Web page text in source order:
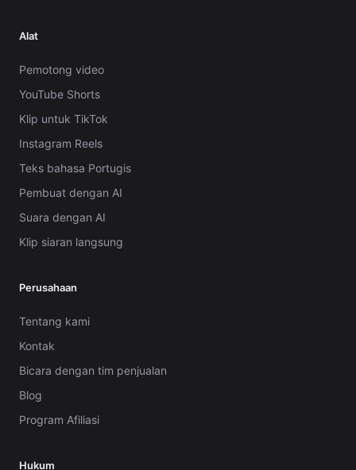
Alat
Pemotong video
YouTube Shorts
Klip untuk TikTok
Instagram Reels
Teks bahasa Portugis
Pembuat dengan AI
Suara dengan AI
Klip siaran langsung
Perusahaan
Tentang kami
Kontak
Bicara dengan tim penjualan
Blog
Program Afiliasi
Hukum